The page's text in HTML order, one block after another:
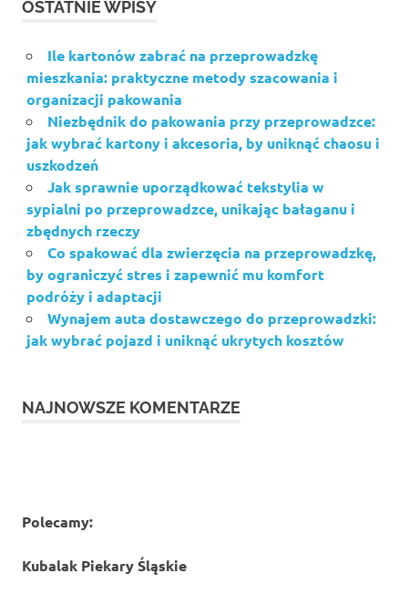
OSTATNIE WPISY
Ile kartonów zabrać na przeprowadzkę
mieszkania: praktyczne metody szacowania i
organizacji pakowania
Niezbędnik do pakowania przy przeprowadzce:
jak wybrać kartony i akcesoria, by uniknąć chaosu i
uszkodzeń
Jak sprawnie uporządkować tekstylia w
sypialni po przeprowadzce, unikając bałaganu i
zbędnych rzeczy
Co spakować dla zwierzęcia na przeprowadzkę,
by ograniczyć stres i zapewnić mu komfort
podróży i adaptacji
Wynajem auta dostawczego do przeprowadzki:
jak wybrać pojazd i uniknąć ukrytych kosztów
NAJNOWSZE KOMENTARZE
Polecamy:
Kubalak Piekary Śląskie